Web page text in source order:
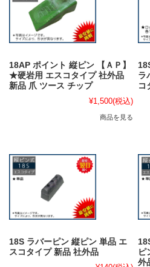
18AP ポイント 縦ピン 【ＡＰ】
★硬岩用 エスコタイプ 社外品
新品 爪 ツース チップ
¥1,500(税込)
商品を見る
ラ
コ
18S ラバーピン 縦ピン 単品 エ
スコタイプ 新品 社外品
ピ
外